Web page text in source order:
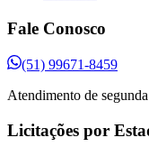
Fale Conosco
(51) 99671-8459
Atendimento de
Licitações por